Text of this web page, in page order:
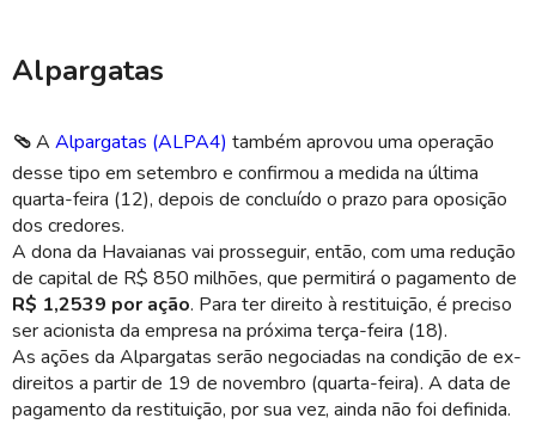
Alpargatas
🩴A Alpargatas (ALPA4) também aprovou uma operação
desse tipo em setembro e confirmou a medida na última
quarta-feira (12), depois de concluído o prazo para oposição
dos credores.
A dona da Havaianas vai prosseguir, então, com uma redução
de capital de R$ 850 milhões, que permitirá o pagamento de
R$ 1,2539 por ação. Para ter direito à restituição, é preciso
ser acionista da empresa na próxima terça-feira (18).
As ações da Alpargatas serão negociadas na condição de ex-
direitos a partir de 19 de novembro (quarta-feira). A data de
pagamento da restituição, por sua vez, ainda não foi definida.